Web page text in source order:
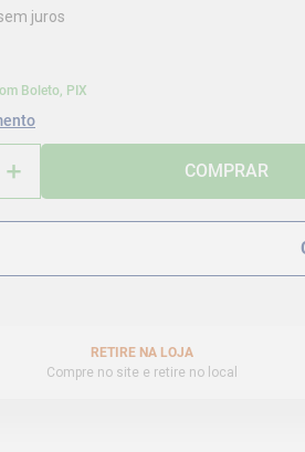
juros
Boleto, PIX
＋ COMPRAR
RETIRE NA LOJA
Compre no site e retire no local